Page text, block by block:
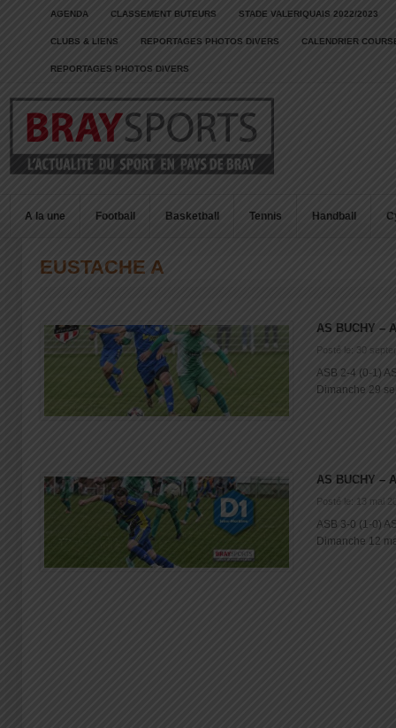
AGENDA CLASSEMENT BUTEURS STADE VALERIQUAIS 2022/2023
CLUBS & LIENS REPORTAGES PHOTOS DIVERS CALENDRIER
REPORTAGES PHOTOS DIVERS
A la une Football Basketball Tennis Handball
EUSTACHE A
AS BUCHY –
Posté le: 30
ASB 2-4 (0-1)
Dimanche 29
AS BUCHY –
Posté le: 13 mai
ASB 3-0 (1-0)
Dimanche 12